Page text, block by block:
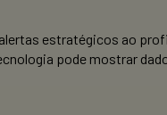
estratégicos ao
pode mostrar